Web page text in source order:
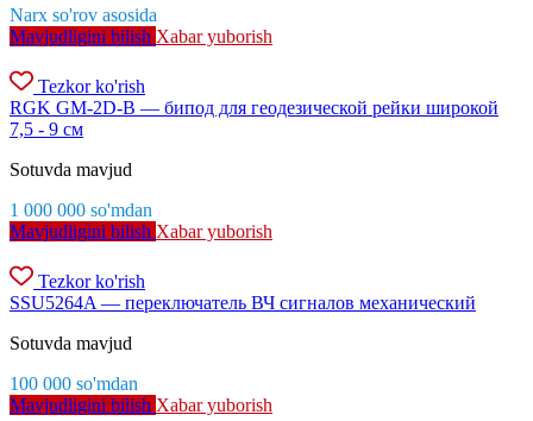
Narx so'rov asosida
Mavjudligini bilish Xabar yuborish
Tezkor ko'rish
RGK GM-2D-B — бипод для геодезической рейки широкой
7,5 - 9 см
Sotuvda mavjud
1 000 000 so'mdan
Mavjudligini bilish Xabar yuborish
Tezkor ko'rish
SSU5264A — переключатель ВЧ сигналов механический
Sotuvda mavjud
100 000 so'mdan
Mavjudligini bilish Xabar yuborish